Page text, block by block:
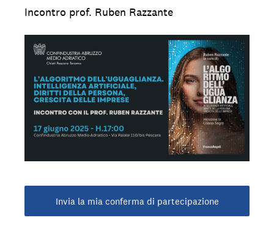
Incontro prof. Ruben Razzante
Invia la mia conferma di partecipazione